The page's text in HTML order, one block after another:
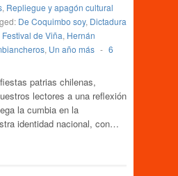
, Repliegue y apagón cultural
De Coquimbo soy, Dictadura
Festival de Viña, Hernán
, Un año más - 6
patrias chilenas,
lectores a una reflexión
la cumbia en la
identidad nacional, con…